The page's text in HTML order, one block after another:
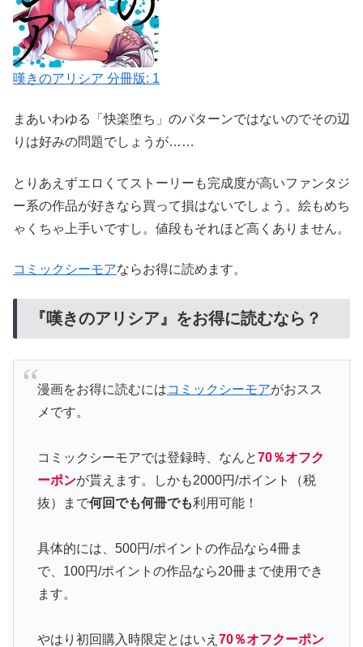
嘆きのアリシア 分冊版: 1
まあいわゆる「快楽堕ち」のパターンではないのでその辺
りは好みの問題でしょうが……
とりあえずエロくてストーリーも完成度が高いファンタジ
ー系の作品が好きなら買って損はないでしょう。絵もめち
ゃくちゃ上手いですし。値段もそれほど高くありません。
コミックシーモアならお得に読めます。
『嘆きのアリシア』をお得に読むなら？
漫画をお得に読むにはコミックシーモアがおスス
メです。
コミックシーモアでは登録時、なんと70％オフク
ーポンが貰えます。しかも2000円/ポイント（税
抜）まで何回でも何冊でも利用可能！
具体的には、500円/ポイントの作品なら4冊ま
で、100円/ポイントの作品なら20冊まで使用でき
ます。
やはり初回購入時限定とはいえ 70％オフクーポン